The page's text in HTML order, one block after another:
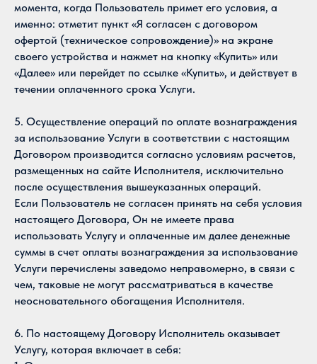
момента, когда Пользователь примет его условия, а
именно: отметит пункт «Я согласен с договором
офертой (техническое сопровождение)» на экране
своего устройства и нажмет на кнопку «Купить» или
«Далее» или перейдет по ссылке «Купить», и действует в
течении оплаченного срока Услуги.
5. Осуществление операций по оплате вознаграждения
за использование Услуги в соответствии с настоящим
Договором производится согласно условиям расчетов,
размещенных на сайте Исполнителя, исключительно
после осуществления вышеуказанных операций.
Если Пользователь не согласен принять на себя условия
настоящего Договора, Он не имеете права
использовать Услугу и оплаченные им далее денежные
суммы в счет оплаты вознаграждения за использование
Услуги перечислены заведомо неправомерно, в связи с
чем, таковые не могут рассматриваться в качестве
неосновательного обогащения Исполнителя.
6. По настоящему Договору Исполнитель оказывает
Услугу, которая включает в себя: